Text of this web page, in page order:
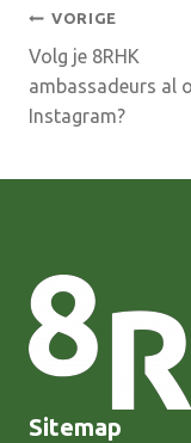
Bericht
navigatie
VORIGE
Volg je 8RHK
ambassadeurs al
Instagram?
Sitemap